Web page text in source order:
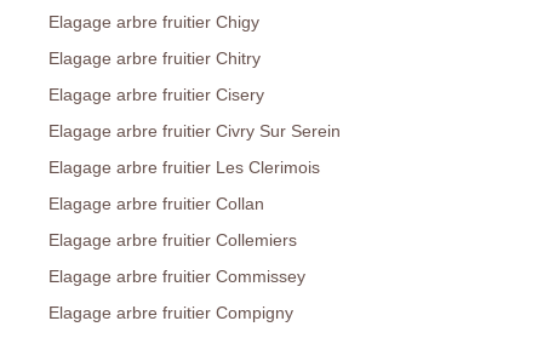
Elagage arbre fruitier Chigy
Elagage arbre fruitier Chitry
Elagage arbre fruitier Cisery
Elagage arbre fruitier Civry Sur Serein
Elagage arbre fruitier Les Clerimois
Elagage arbre fruitier Collan
Elagage arbre fruitier Collemiers
Elagage arbre fruitier Commissey
Elagage arbre fruitier Compigny